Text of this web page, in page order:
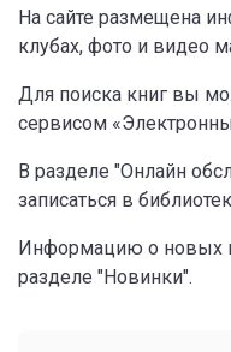
На сайте размещена
клубах, фото и видео
Для поиска книг вы
сервисом
В разделе "Онлайн
записаться в
Информацию о новых
разделе "Новинки".